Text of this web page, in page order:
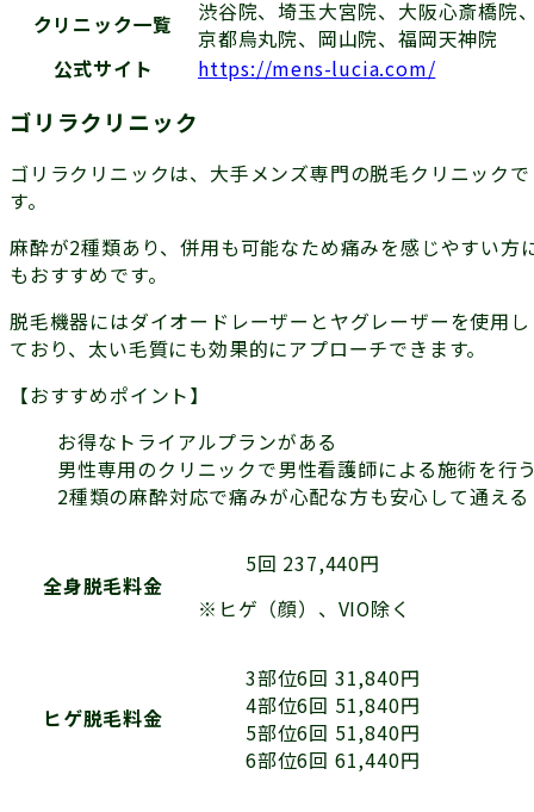
クリニック一覧
渋谷院、埼玉大宮院、大阪心斎橋院
京都烏丸院、岡山院、福岡天神院
公式サイト
https://mens-lucia.com/
ゴリラクリニック
ゴリラクリニックは、大手メンズ専門の脱毛クリニックで
す。
麻酔が2種類あり、併用も可能なため痛みを感じやすい方
もおすすめです。
脱毛機器にはダイオードレーザーとヤグレーザーを使用し
ており、太い毛質にも効果的にアプローチできます。
【おすすめポイント】
お得なトライアルプランがある
男性専用のクリニックで男性看護師による施術を行
2種類の麻酔対応で痛みが心配な方も安心して通える
全身脱毛料金
5回 237,440円
※ヒゲ（顔）、VIO除く
ヒゲ脱毛料金
3部位6回 31,840円
4部位6回 51,840円
5部位6回 51,840円
6部位6回 61,440円